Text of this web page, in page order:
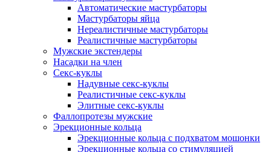
Автоматические мастурбаторы
Мастурбаторы яйца
Нереалистичные мастурбаторы
Реалистичные мастурбаторы
Мужские экстендеры
Насадки на член
Секс-куклы
Надувные секс-куклы
Реалистичные секс-куклы
Элитные секс-куклы
Фаллопротезы мужские
Эрекционные кольца
Эрекционные кольца с подхватом мошонки
Эрекционные кольца со стимуляцией